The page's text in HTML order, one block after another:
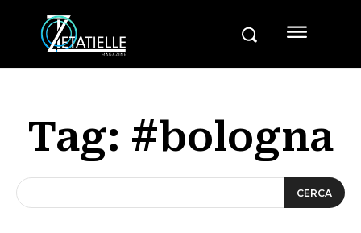
Tag: #bologna
CERCA